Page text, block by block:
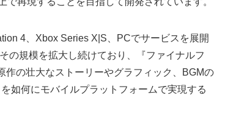
4、Xbox Series X|S、PCでサービスを展開
の規模を拡大し続けており、『ファイナルフ
作の壮大なストーリーやグラフィック、BGMの
如何にモバイルプラットフォームで実現する